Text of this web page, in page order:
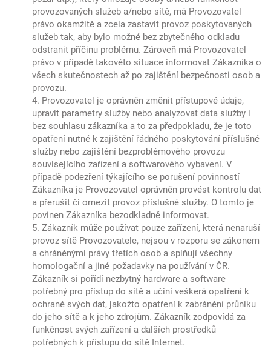
provozovaných služeb a/nebo sítě, má Provozovatel
právo okamžitě a zcela zastavit provoz poskytovaných
služeb tak, aby bylo možné bez zbytečného odkladu
odstranit příčinu problému. Zároveň má Provozovatel
právo v případě takovéto situace informovat Zákazníka o
všech skutečnostech až po zajištění bezpečnosti osob a
provozu.
4. Provozovatel je oprávněn změnit přístupové údaje,
upravit parametry služby nebo analyzovat data služby i
bez souhlasu zákazníka a to za předpokladu, že je toto
opatření nutné k zajištění řádného poskytování příslušné
služby nebo zajištění bezproblémového provozu
souvisejícího zařízení a softwarového vybavení. V
případě podezření týkajícího se porušení povinností
Zákazníka je Provozovatel oprávněn provést kontrolu dat
a přerušit či omezit provoz příslušné služby. O tomto je
povinen Zákazníka bezodkladně informovat.
5. Zákazník může používat pouze zařízení, která nenaruší
provoz sítě Provozovatele, nejsou v rozporu se zákonem
a chráněnými právy třetích osob a splňují všechny
homologační a jiné požadavky na používání v ČR.
Zákazník si pořídí nezbytný hardware a software
potřebný pro přístup do sítě a učiní veškerá opatření k
ochraně svých dat, jakožto opatření k zabránění průniku
do jeho sítě a k jeho zdrojům. Zákazník zodpovídá za
funkčnost svých zařízení a dalších prostředků
potřebných k přístupu do sítě Internet.